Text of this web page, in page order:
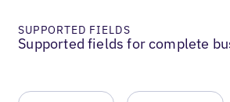
SUPPORTED FIELDS
Supported fields for complete